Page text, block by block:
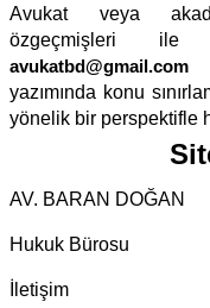
Avukat veya
özgeçmişleri ile
avukatbd@gmail.com
yazımında konu
yönelik bir perspektifle
AV. BARAN DOĞAN
Hukuk Bürosu
İletişim